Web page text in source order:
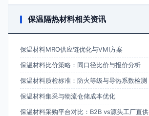
保温隔热材料相关资讯
保温材料MRO供应链优化与VMI方案
保温材料比价策略：同口径比价与报价分析
保温材料质检标准：防火等级与导热系数检测
保温材料集采与物流仓储成本优化
保温材料采购平台对比：B2B vs源头工厂直供